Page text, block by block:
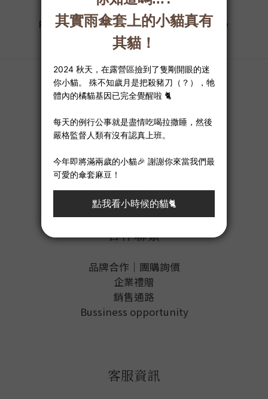
Product Name
Product Name
關於我們
品牌故事
心得文章
隱私權政策
產品使用教學
購物須知
合作聯繫
品牌合作｜團購詢價
企業禮贈
銷售通路
Bussiness opportunity
客服資訊